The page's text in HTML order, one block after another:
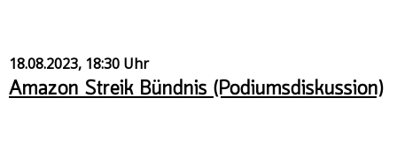
18.08.2023, 18:30 Uhr
Amazon Streik Bündnis (Podiumsdiskussion)